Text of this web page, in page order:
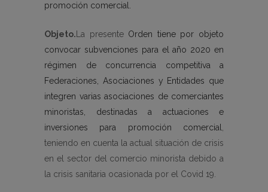
promoción comercial.
Objeto. La presente Orden tiene por objeto
convocar subvenciones para el año 2020 en
régimen de concurrencia competitiva a
Federaciones, Asociaciones y Entidades que
integren varias asociaciones de comerciantes
minoristas, destinadas a actuaciones e
inversiones para promoción comercial
teniendo en cuenta la actual situación de crisis
en el sector del comercio minorista debido a
la crisis sanitaria ocasionada por el Covid 19.